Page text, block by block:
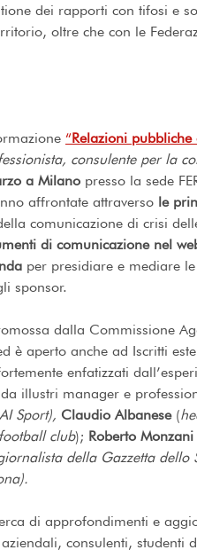
dei rapporti con tifosi e
oltre che con le
“Relazioni
consulente per la
a Milano presso la sede
affrontate attraverso le
comunicazione di crisi
di comunicazione nel
per presidiare e mediare
sponsor.
dalla Commissione
è aperto anche ad Iscritti
enfatizzati
illustri manager e
Sport), Claudio Albanese (
club); Roberto Monzani
della Gazzetta dello
di approfondimenti e
consulenti, studenti